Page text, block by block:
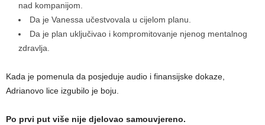
nad kompanijom.
Da je Vanessa učestvovala u cijelom planu.
Da je plan uključivao i kompromitovanje njenog mentalnog
zdravlja.
Kada je pomenula da posjeduje audio i finansijske dokaze,
Adrianovo lice izgubilo je boju.
Po prvi put više nije djelovao samouvjereno.